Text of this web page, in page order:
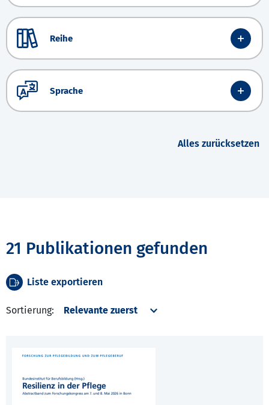
Reihe
Sprache
Alles zurücksetzen
21 Publikationen gefunden
Liste exportieren
Sortierung: